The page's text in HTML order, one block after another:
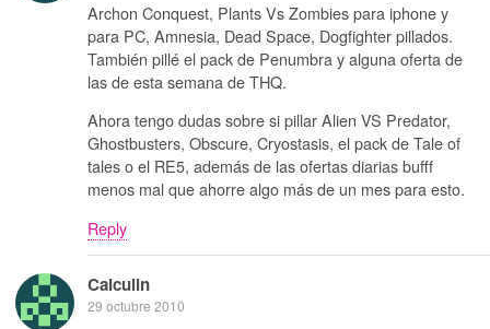
Archon Conquest, Plants Vs Zombies para iphone y
para PC, Amnesia, Dead Space, Dogfighter pillados.
También pillé el pack de Penumbra y alguna oferta de
las de esta semana de THQ.
Ahora tengo dudas sobre si pillar Alien VS Predator,
Ghostbusters, Obscure, Cryostasis, el pack de Tale of
tales o el RE5, además de las ofertas diarias bufff
menos mal que ahorre algo más de un mes para esto.
Reply
Calculin
29 octubre 2010